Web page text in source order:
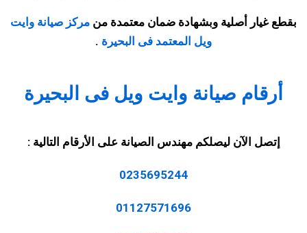
بقطع غيار أصلية وبشهادة ضمان معتمدة من مركز صيانة وايت
ويل المعتمد فى البحيرة .
أرقام صيانة وايت ويل فى البحيرة
إتصل الآن ليصلكم مهندس الصيانة على الأرقام التالية :
0235695244
01127571696